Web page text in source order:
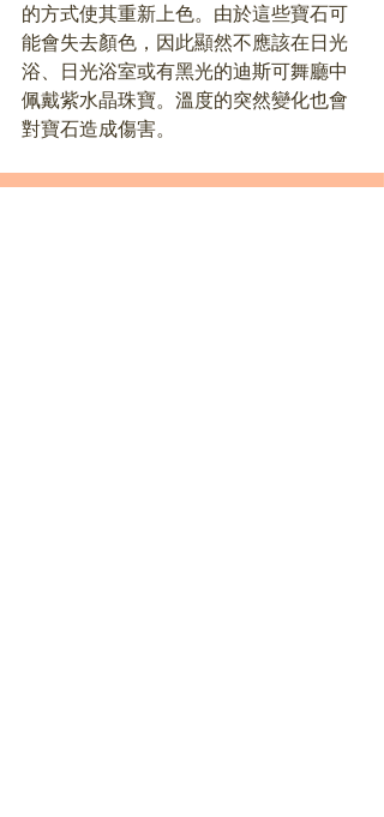
的方式使其重新上色。由於這些寶石可
能會失去顏色，因此顯然不應該在日光
浴、日光浴室或有黑光的迪斯可舞廳中
佩戴紫水晶珠寶。溫度的突然變化也會
對寶石造成傷害。